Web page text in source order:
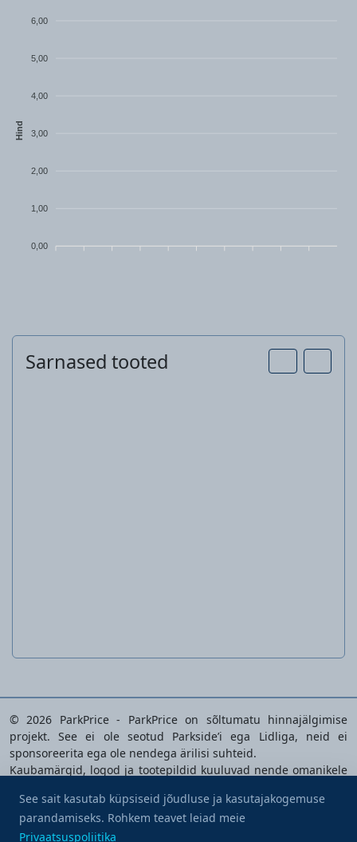
6,00
5,00
4,00
3,00
2,00
1,00
0,00
Hind
Sarnased tooted
© 2026 ParkPrice - ParkPrice on sõltumatu hinnajälgimise
projekt. See ei ole seotud Parkside’i ega Lidliga, neid ei
sponsoreerita ega ole nendega ärilisi suhteid.
Kaubamärgid, logod ja tootepildid kuuluvad nende omanikele
tuvastamiseks.
Privaatsuspoliitika |Kasutustingimused|
Osta mulle kohv
See sait kasutab küpsiseid jõudluse ja kasutajakogemuse
parandamiseks. Rohkem teavet leiad meie
Privaatsuspoliitika